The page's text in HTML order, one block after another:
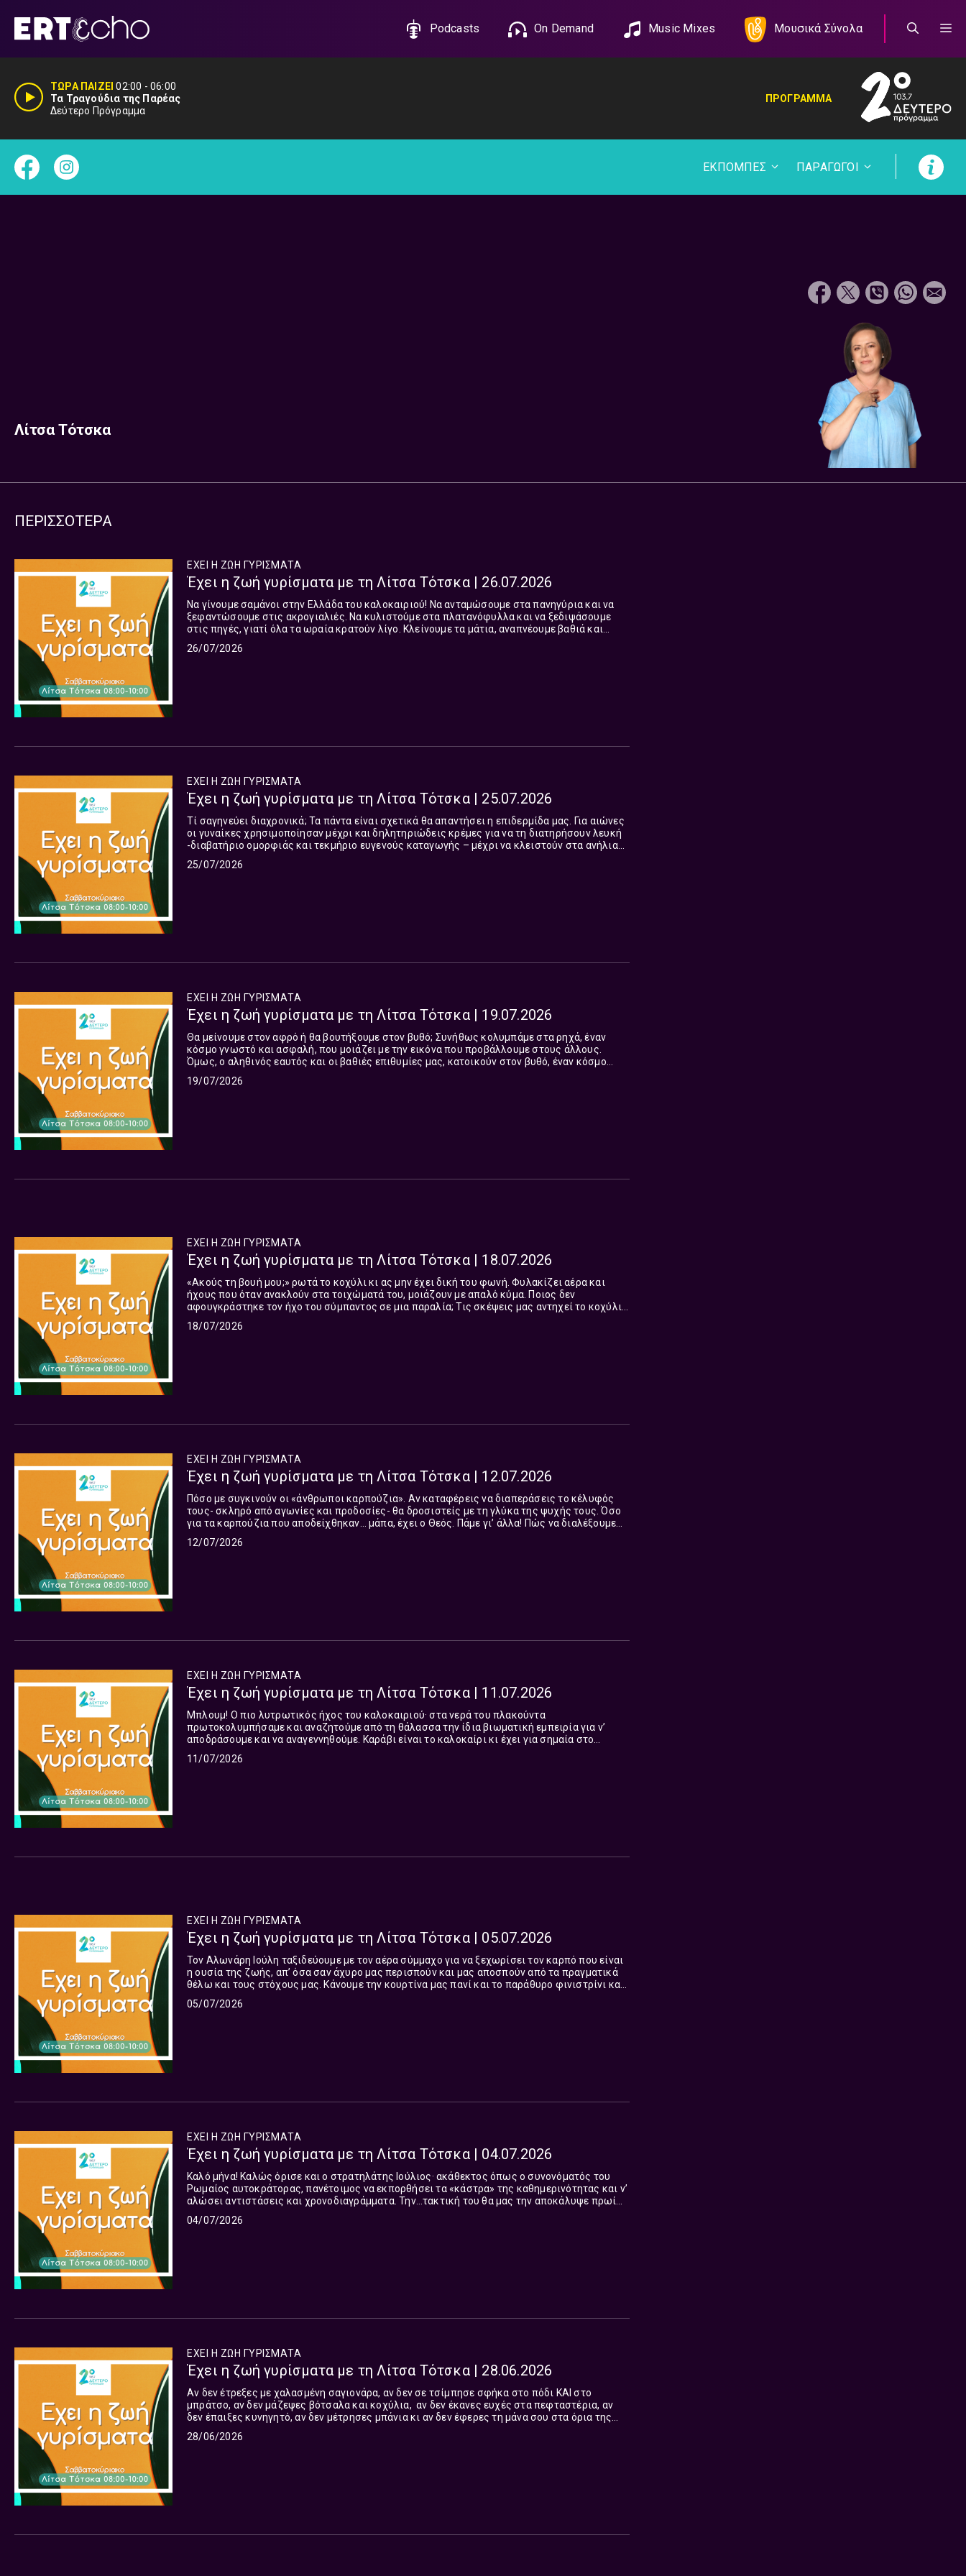
περιεχόμενο
Podcasts On Demand Music Mixes Μουσικά Σύνολα
ΤΩΡΑ ΠΑΙΖΕΙ 02:00 -06:00
Τα Τραγούδια της Παρέας
Δεύτερο Πρόγραμμα
ΠΡΟΓΡΑΜΜΑ
ΕΚΠΟΜΠΕΣ ΠΑΡΑΓΩΓΟΙ
Λίτσα Τότσκα
ΠΕΡΙΣΣΟΤΕΡΑ
ΕΧΕΙ Η ΖΩΗ ΓΥΡΙΣΜΑΤΑ
Έχει η ζωή γυρίσματα με τη Λίτσα Τότσκα | 26.07.2026
Να γίνουμε σαμάνοι στην Ελλάδα του καλοκαιριού! Να ανταμώσουμε στα πανηγύρια και να
ξεφαντώσουμε στις ακρογιαλιές. Να κυλιστούμε στα πλατανόφυλλα και να ξεδιψάσουμε
στις πηγές, γιατί όλα τα ωραία κρατούν λίγο. Κλείνουμε τα μάτια, αναπνέουμε βαθιά και
26/07/2026
ΕΧΕΙ Η ΖΩΗ ΓΥΡΙΣΜΑΤΑ
Έχει η ζωή γυρίσματα με τη Λίτσα Τότσκα | 25.07.2026
Τί σαγηνεύει διαχρονικά; Τα πάντα είναι σχετικά θα απαντήσει η επιδερμίδα μας. Για αιώνες
οι γυναίκες χρησιμοποίησαν μέχρι και δηλητηριώδεις κρέμες για να τη διατηρήσουν λευκή
-διαβατήριο ομορφιάς και τεκμήριο ευγενούς καταγωγής – μέχρι να κλειστούν στα ανήλιαγα
25/07/2026
ΕΧΕΙ Η ΖΩΗ ΓΥΡΙΣΜΑΤΑ
Έχει η ζωή γυρίσματα με τη Λίτσα Τότσκα | 19.07.2026
Θα μείνουμε στον αφρό ή θα βουτήξουμε στον βυθό; Συνήθως κολυμπάμε στα ρηχά, έναν
κόσμο γνωστό και ασφαλή, που μοιάζει με την εικόνα που προβάλλουμε στους άλλους.
Όμως, ο αληθινός εαυτός και οι βαθιές επιθυμίες μας, κατοικούν στον βυθό, έναν κόσμο
19/07/2026
ΕΧΕΙ Η ΖΩΗ ΓΥΡΙΣΜΑΤΑ
Έχει η ζωή γυρίσματα με τη Λίτσα Τότσκα | 18.07.2026
«Ακούς τη βουή μου;» ρωτά το κοχύλι κι ας μην έχει δική του φωνή. Φυλακίζει αέρα και
ήχους που όταν ανακλούν στα τοιχώματά του, μοιάζουν με απαλό κύμα. Ποιος δεν
αφουγκράστηκε τον ήχο του σύμπαντος σε μια παραλία; Τις σκέψεις μας αντηχεί το κοχύλι
σαν από πελαγίσιον κόχυλα» σαλπίζει το ραντεβού μας, πρωί Σαββάτου (8-10) στο Δεύτερο
18/07/2026
ΕΧΕΙ Η ΖΩΗ ΓΥΡΙΣΜΑΤΑ
Έχει η ζωή γυρίσματα με τη Λίτσα Τότσκα | 12.07.2026
Πόσο με συγκινούν οι «άνθρωποι καρπούζια». Αν καταφέρεις να διαπεράσεις το κέλυφός
τους- σκληρό από αγωνίες και προδοσίες- θα δροσιστείς με τη γλύκα της ψυχής τους. Όσο
για τα καρπούζια που αποδείχθηκαν… μάπα, έχει ο Θεός. Πάμε γι’ άλλα! Πώς να διαλέξουμε
12/07/2026
ΕΧΕΙ Η ΖΩΗ ΓΥΡΙΣΜΑΤΑ
Έχει η ζωή γυρίσματα με τη Λίτσα Τότσκα | 11.07.2026
Μπλουμ! Ο πιο λυτρωτικός ήχος του καλοκαιριού· στα νερά του πλακούντα
πρωτοκολυμπήσαμε και αναζητούμε από τη θάλασσα την ίδια βιωματική εμπειρία για ν’
αποδράσουμε και να αναγεννηθούμε. Καράβι είναι το καλοκαίρι κι έχει για σημαία στο
μην… πνιγούμε, πρωί Σαββάτου (8-10) στο Δεύτερο Πρόγραμμα!
11/07/2026
ΕΧΕΙ Η ΖΩΗ ΓΥΡΙΣΜΑΤΑ
Έχει η ζωή γυρίσματα με τη Λίτσα Τότσκα | 05.07.2026
Τον Αλωνάρη Ιούλη ταξιδεύουμε με τον αέρα σύμμαχο για να ξεχωρίσει τον καρπό που είναι
η ουσία της ζωής, απ’ όσα σαν άχυρο μας περισπούν και μας αποσπούν από τα πραγματικά
θέλω και τους στόχους μας. Κάνουμε την κουρτίνα μας πανί και το παράθυρο φινιστρίνι και
05/07/2026
ΕΧΕΙ Η ΖΩΗ ΓΥΡΙΣΜΑΤΑ
Έχει η ζωή γυρίσματα με τη Λίτσα Τότσκα | 04.07.2026
Καλό μήνα! Καλώς όρισε και ο στρατηλάτης Ιούλιος· ακάθεκτος όπως ο συνονόματός του
Ρωμαίος αυτοκράτορας, πανέτοιμος να εκπορθήσει τα «κάστρα» της καθημερινότητας και ν’
αλώσει αντιστάσεις και χρονοδιαγράμματα. Την…τακτική του θα μας την αποκάλυψε πρωί
04/07/2026
ΕΧΕΙ Η ΖΩΗ ΓΥΡΙΣΜΑΤΑ
Έχει η ζωή γυρίσματα με τη Λίτσα Τότσκα | 28.06.2026
Αν δεν έτρεξες με χαλασμένη σαγιονάρα, αν δεν σε τσίμπησε σφήκα στο πόδι ΚΑΙ στο
μπράτσο, αν δεν μάζεψες βότσαλα και κοχύλια, αν δεν έκανες ευχές στα πεφταστέρια, αν
δεν έπαιξες κυνηγητό, αν δεν μέτρησες μπάνια κι αν δεν έφερες τη μάνα σου στα όρια της
28/06/2026